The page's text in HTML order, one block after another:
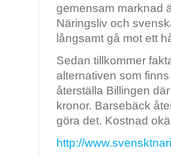
gemensam marknad
Näringsliv och
långsamt gå mot ett
Sedan tillkommer
alternativen som
återställa Billingen
kronor. Barsebäck
göra det. Kostnad
http://